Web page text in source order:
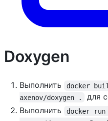
Doxygen
Выполнить
docker
axenov/doxygen .
для
Выполнить
docker